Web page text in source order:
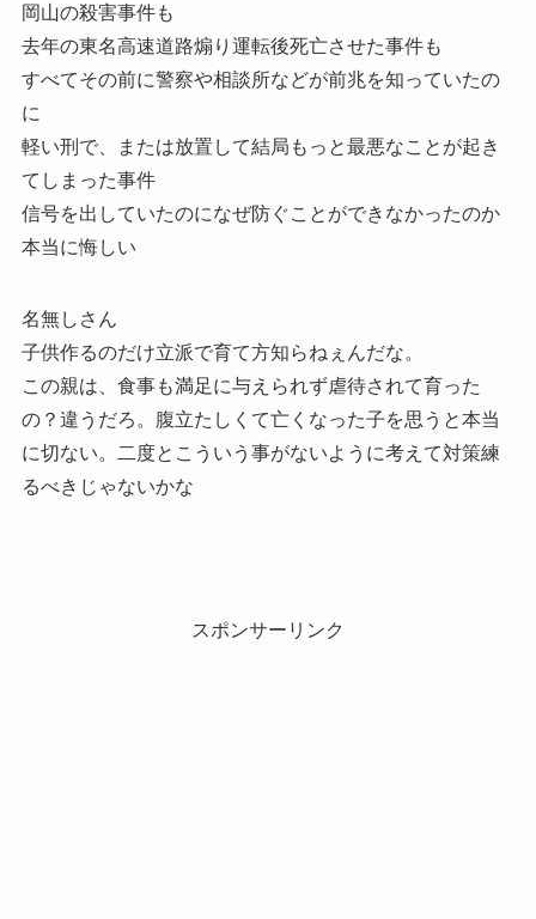
岡山の殺害事件も
去年の東名高速道路煽り運転後死亡させた事件も
すべてその前に警察や相談所などが前兆を知っていたの
に
軽い刑で、または放置して結局もっと最悪なことが起き
てしまった事件
信号を出していたのになぜ防ぐことができなかったのか
本当に悔しい
名無しさん
子供作るのだけ立派で育て方知らねぇんだな。
この親は、食事も満足に与えられず虐待されて育った
の？違うだろ。腹立たしくて亡くなった子を思うと本当
に切ない。二度とこういう事がないように考えて対策練
るべきじゃないかな
スポンサーリンク